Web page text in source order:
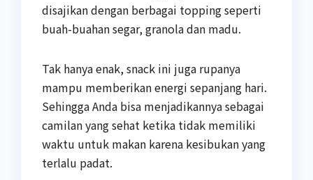
disajikan dengan berbagai topping seperti
buah-buahan segar, granola dan madu.
Tak hanya enak, snack ini juga rupanya
mampu memberikan energi sepanjang hari.
Sehingga Anda bisa menjadikannya sebagai
camilan yang sehat ketika tidak memiliki
waktu untuk makan karena kesibukan yang
terlalu padat.